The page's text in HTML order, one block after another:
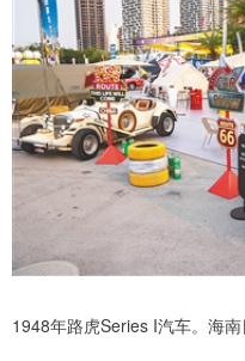
1948年路虎Series I汽车。海